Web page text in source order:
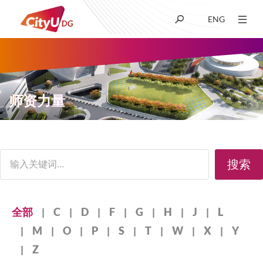
ENG
学术
科研
学生生活
新闻及媒体
师资力量
面
包
屑
搜索
首
字
母
过
Alphabet：
全部 C D F G H J
L
M
O P S T W X
Y
Z